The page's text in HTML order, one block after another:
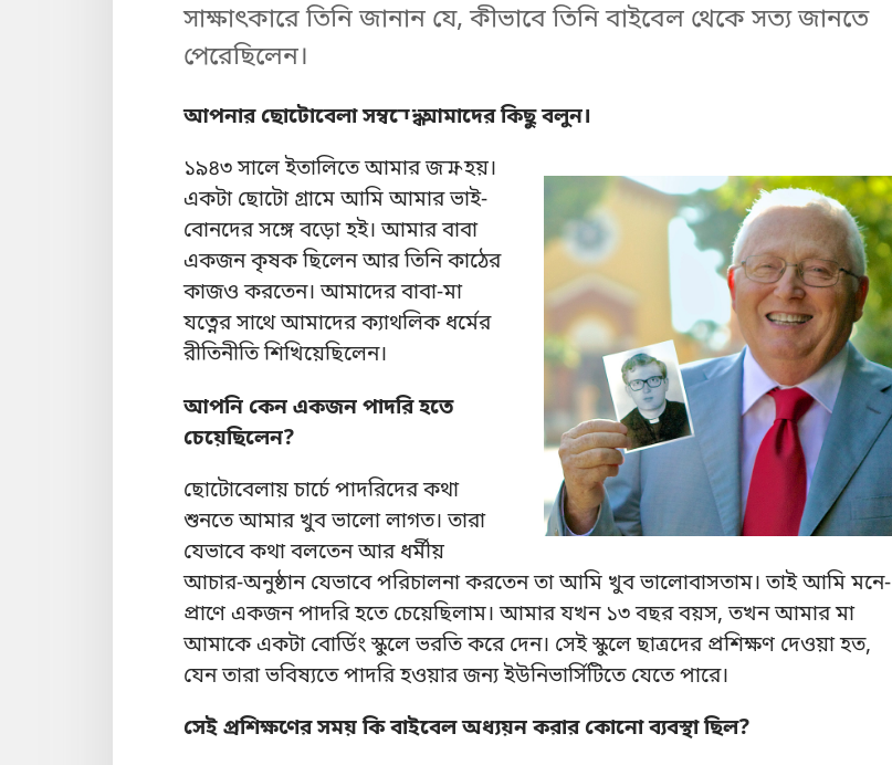
সাক্ষাৎকারে তিনি জানান যে, কীভাবে তিনি বাইবেল থেকে সত্য জানতে
পেরেছিলেন।
আপনার ছোটোবেলা সম্বন্ধে আমাদের কিছু বলুন।
১৯৪৩ সালে ইতালিতে আমার জন্ম হয়।
একটা ছোটো গ্রামে আমি আমার ভাই-
বোনদের সঙ্গে বড়ো হই। আমার বাবা
একজন কৃষক ছিলেন আর তিনি কাঠের
কাজও করতেন। আমাদের বাবা-মা
যত্নের সাথে আমাদের ক্যাথলিক ধর্মের
রীতিনীতি শিখিয়েছিলেন।
আপনি কেন একজন পাদরি হতে
চেয়েছিলেন?
ছোটোবেলায় চার্চে পাদরিদের কথা
শুনতে আমার খুব ভালো লাগত। তারা
যেভাবে কথা বলতেন আর ধর্মীয়
আচার-অনুষ্ঠান যেভাবে পরিচালনা করতেন তা আমি খুব ভালোবাসতাম। তাই আমি মনে-
প্রাণে একজন পাদরি হতে চেয়েছিলাম। আমার যখন ১৩ বছর বয়স, তখন আমার মা
আমাকে একটা বোর্ডিং স্কুলে ভরতি করে দেন। সেই স্কুলে ছাত্রদের প্রশিক্ষণ দেওয়া হত,
যেন তারা ভবিষ্যতে পাদরি হওয়ার জন্য ইউনিভার্সিটিতে যেতে পারে।
সেই প্রশিক্ষণের সময় কি বাইবেল অধ্যয়ন করার কোনো ব্যবস্থা ছিল?